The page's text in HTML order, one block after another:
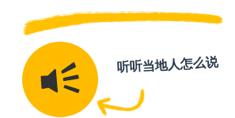
听听当地人怎么说